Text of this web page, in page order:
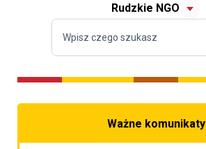
Rudzkie NGO
Ważne komunikaty